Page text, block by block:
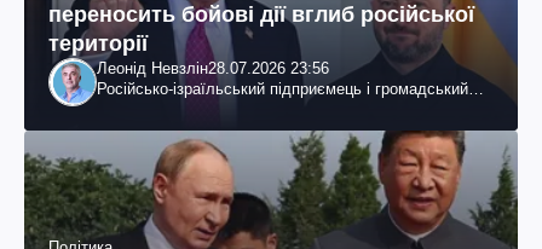
переносить бойові дії вглиб російської
території
Леонід Невзлін28.07.2026 23:56
Російсько-ізраїльський підприємець і громадський